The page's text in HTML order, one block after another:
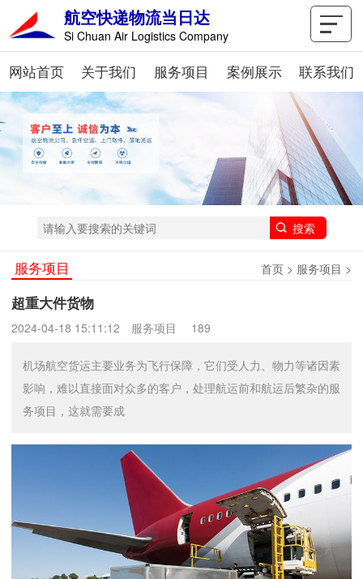
航空快递物流当日达
Si Chuan Air Logistics Company
网站首页 关于我们 服务项目 案例展示 联系我们
服务项目 首页 > 服务项目 >
超重大件货物
2024-04-18 15:11:12 服务项目 189
机场航空货运主要业务为飞行保障，它们受人力、物力等诸因素
影响，难以直接面对众多的客户，处理航运前和航运后繁杂的服
务项目，这就需要成